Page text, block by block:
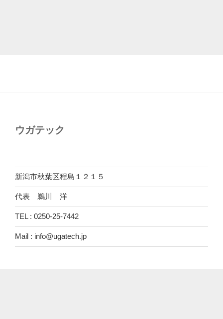
ウガテック
新潟市秋葉区程島１２１５
代表 鵜川 洋
TEL : 0250-25-7442
Mail : info@ugatech.jp